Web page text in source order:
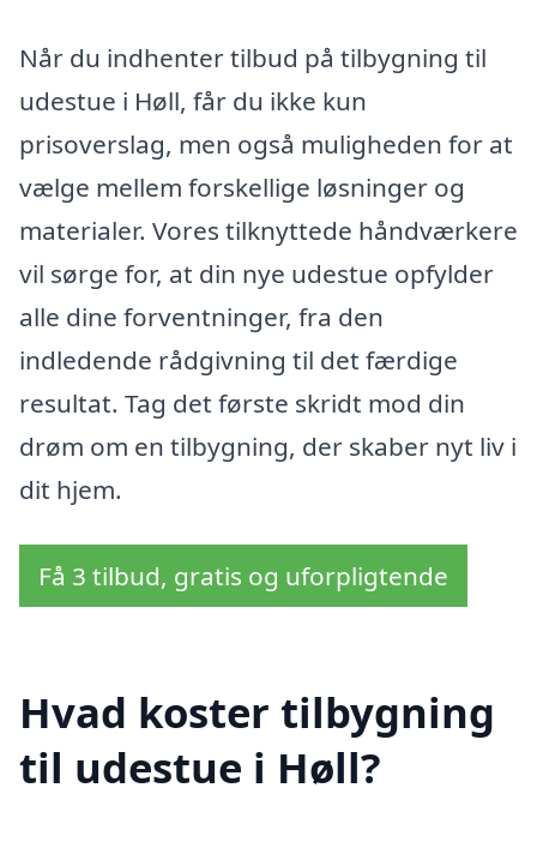
Når du indhenter tilbud på tilbygning til
udestue i Høll, får du ikke kun
prisoverslag, men også muligheden for at
vælge mellem forskellige løsninger og
materialer. Vores tilknyttede håndværkere
vil sørge for, at din nye udestue opfylder
alle dine forventninger, fra den
indledende rådgivning til det færdige
resultat. Tag det første skridt mod din
drøm om en tilbygning, der skaber nyt liv i
dit hjem.
Få 3 tilbud, gratis og uforpligtende
Hvad koster tilbygning
til udestue i Høll?